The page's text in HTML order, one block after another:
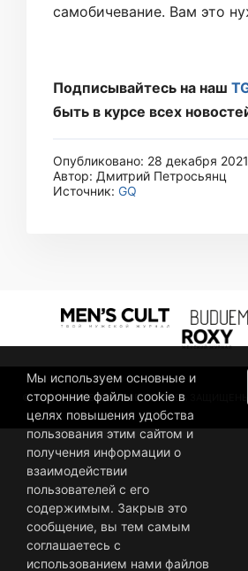
самобичевание. Вам это
Подписывайтесь на наш
быть в курсе всех
Опубликовано: 28 декабря 2021
Автор: Дмитрий Петросьянц
Источник: GQ
© 2019 BUSINESSMAN. ВСЕ ПРАВА
Мы используем основные и
сторонние файлы cookie в
целях повышения удобства
пользования этим сайтом и
получения информации о
взаимодействии
пользователей с его
содержимым. Закрыв это
сообщение, вы тем самым
соглашаетесь с
использованием нами файлов